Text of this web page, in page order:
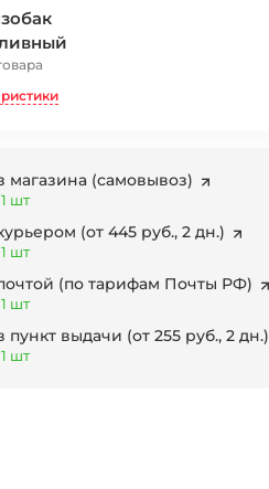
магазина (самовывоз)
шт
(от 445 руб., 2 дн.)
шт
(по тарифам Почты РФ)
шт
пункт выдачи (от 255 руб., 2 дн.)
шт